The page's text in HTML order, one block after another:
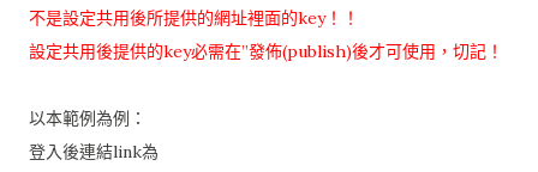
不是設定共用後所提供的網址裡面的key！！
設定共用後提供的key必需在”發佈(publish)後才可使用， 切記！
以本範例為例：
登入後連結link為